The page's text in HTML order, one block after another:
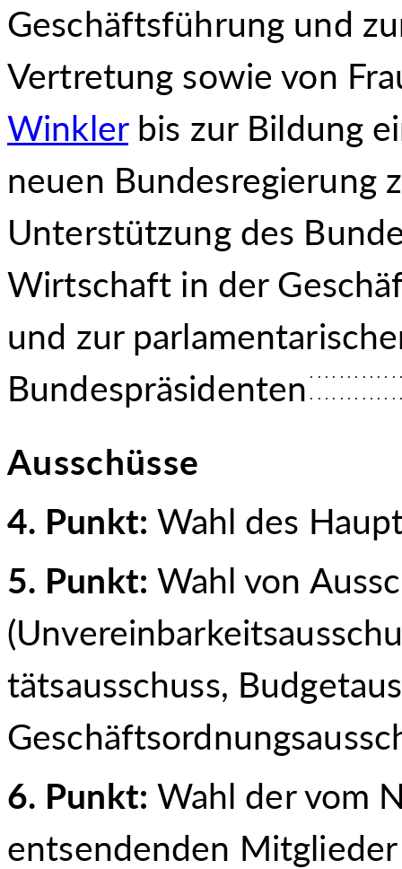
Geschäftsführung und
Vertretung sowie von
Winklerbis zur Bildung
neuen Bundesregierung
Unterstützung des Bun
Wirtschaft in der
und zur
Bundespräsidenten
Ausschüsse
4. Punkt: Wahl des
5. Punkt: Wahl von
tätsausschuss,
6. Punkt: Wahl der vom
entsendenden